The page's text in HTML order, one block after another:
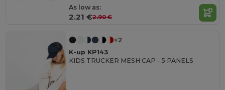
As low as:
2.21 €2.90 €
+2
K-up KP143
KIDS TRUCKER MESH CAP - 5 PANELS